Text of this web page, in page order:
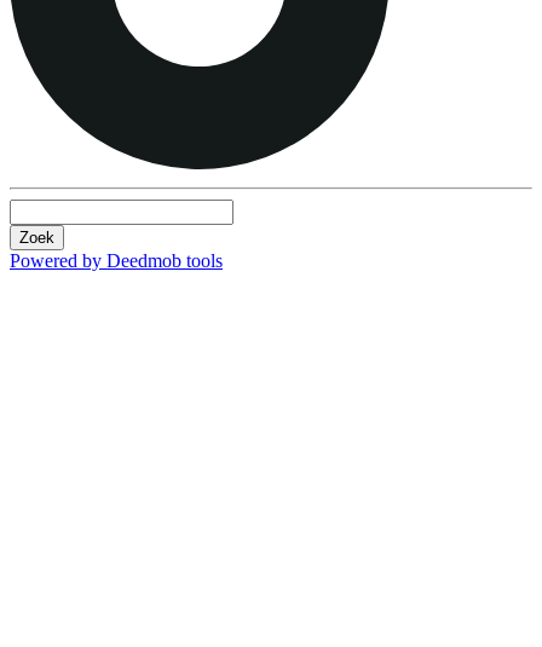
Zoek
Powered by Deedmob tools